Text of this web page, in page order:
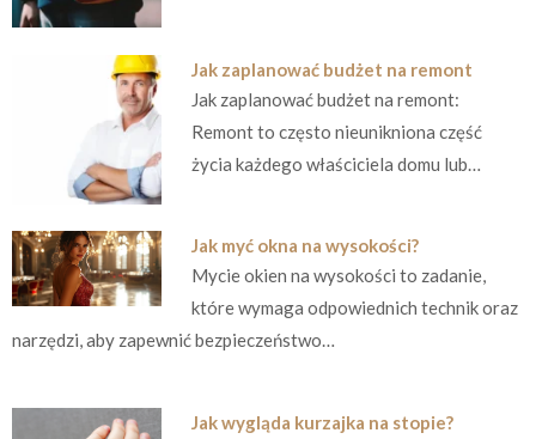
Jak zaplanować budżet na remont
Jak zaplanować budżet na remont:
Remont to często nieunikniona część
życia każdego właściciela domu lub…
Jak myć okna na wysokości?
Mycie okien na wysokości to zadanie,
które wymaga odpowiednich technik oraz
narzędzi, aby zapewnić bezpieczeństwo…
Jak wygląda kurzajka na stopie?